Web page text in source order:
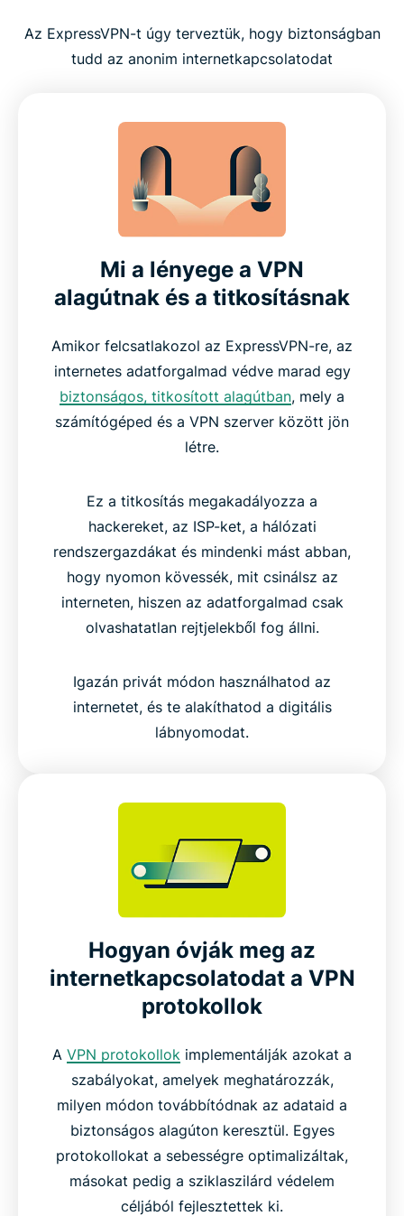
Az ExpressVPN-t úgy terveztük, hogy biztonságban
tudd az anonim internetkapcsolatodat
Mi a lényege a VPN
alagútnak és a titkosításnak
Amikor felcsatlakozol az ExpressVPN-re, az
internetes adatforgalmad védve marad egy
biztonságos, titkosított alagútban, mely a
számítógéped és a VPN szerver között jön
létre.
Ez a titkosítás megakadályozza a
hackereket, az ISP-ket, a hálózati
rendszergazdákat és mindenki mást abban,
hogy nyomon kövessék, mit csinálsz az
interneten, hiszen az adatforgalmad csak
olvashatatlan rejtjelekből fog állni.
Igazán privát módon használhatod az
internetet, és te alakíthatod a digitális
lábnyomodat.
Hogyan óvják meg az
internetkapcsolatodat a VPN
protokollok
A VPN protokollok implementálják azokat a
szabályokat, amelyek meghatározzák,
milyen módon továbbítódnak az adataid a
biztonságos alagúton keresztül. Egyes
protokollokat a sebességre optimalizáltak,
másokat pedig a sziklaszilárd védelem
céljából fejlesztettek ki.